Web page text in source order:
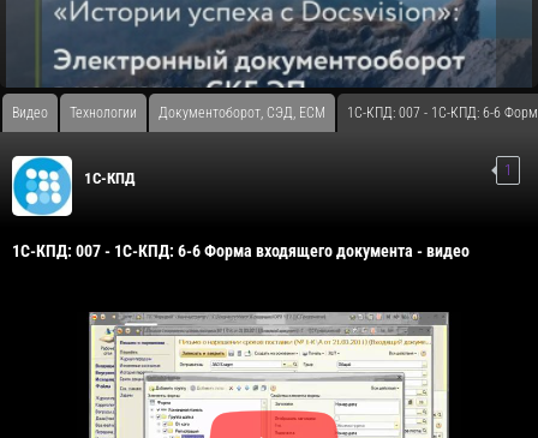
Видео Технологии Документоборот, СЭД, ECM 1С-КПД: 007 - 1С-КПД: 6-6
1С-КПД 1
1С-КПД: 007 - 1С-КПД: 6-6 Форма входящего документа - видео